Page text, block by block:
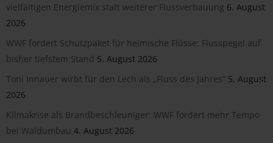
vielfältigen Energiemix statt weiterer Flussverbauung 6. August
2026
WWF fordert Schutzpaket für heimische Flüsse: Flusspegel auf
bisher tiefstem Stand 5. August 2026
Toni Innauer wirbt für den Lech als „Fluss des Jahres“ 5. August
2026
Klimakrise als Brandbeschleuniger: WWF fordert mehr Tempo
bei Waldumbau 4. August 2026